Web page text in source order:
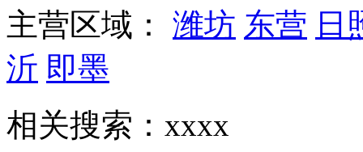
主营区域： 潍坊 东营 日
沂 即墨
相关搜索：xxxx